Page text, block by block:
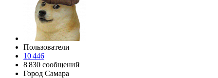
Пользователи
10 446
8 830 сообщений
Город Самара